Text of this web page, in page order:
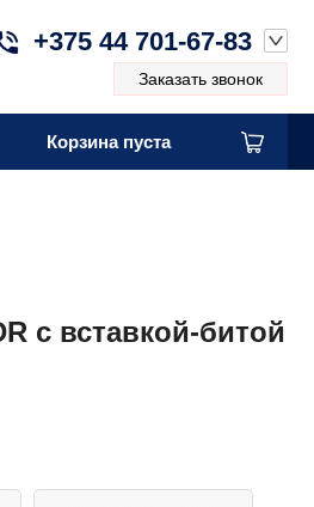
+375 44 701-67-83
Заказать звонок
Корзина пуста
с вставкой-битой